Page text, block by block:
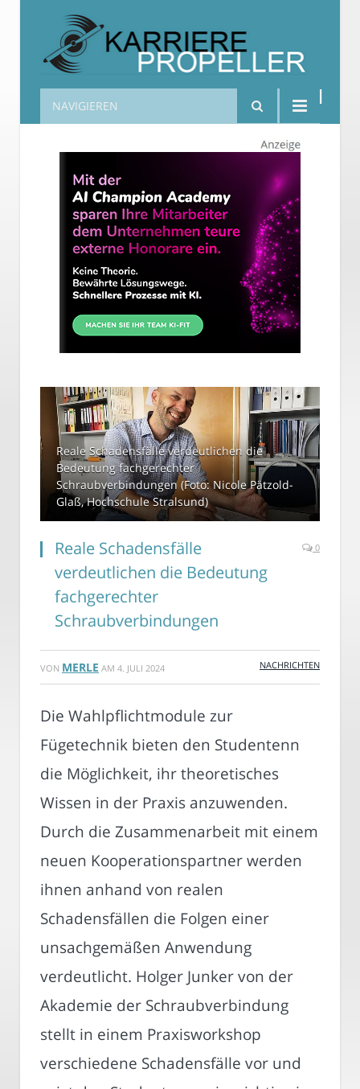
Karrierepropeller
NAVIGIEREN
Reale Schadensfälle verdeutlichen die
Bedeutung fachgerechter
Schraubverbindungen (Foto: Nicole Pätzold-
Glaß, Hochschule Stralsund)
Reale Schadensfälle
verdeutlichen die Bedeutung
fachgerechter
Schraubverbindungen
0
VON MERLE AM 4. JULI 2024 NACHRICHTEN
Die Wahlpflichtmodule zur
Fügetechnik bieten den Studentenn
die Möglichkeit, ihr theoretisches
Wissen in der Praxis anzuwenden.
Durch die Zusammenarbeit mit einem
neuen Kooperationspartner werden
ihnen anhand von realen
Schadensfällen die Folgen einer
unsachgemäßen Anwendung
verdeutlicht. Holger Junker von der
Akademie der Schraubverbindung
stellt in einem Praxisworkshop
verschiedene Schadensfälle vor und